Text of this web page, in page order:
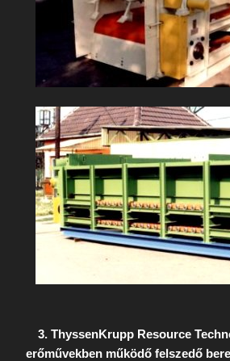
3. ThyssenKrupp Resource
erőművekben működő felszedő